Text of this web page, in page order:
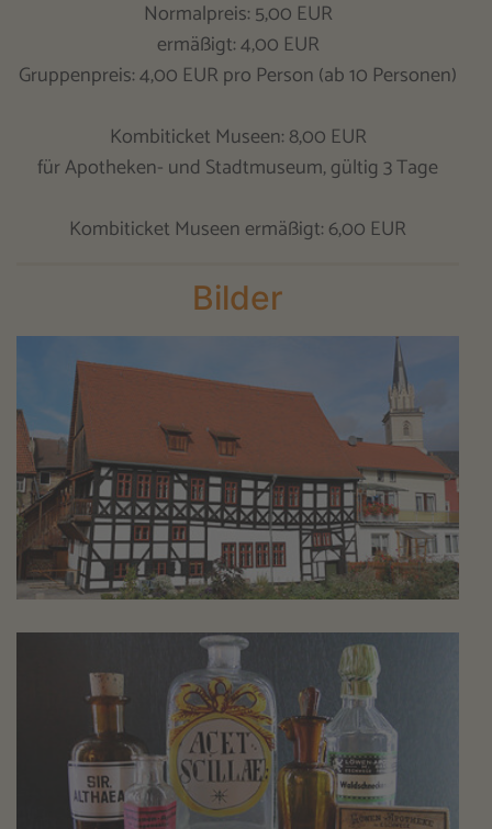
Normalpreis: 5,00 EUR
ermäßigt: 4,00 EUR
Gruppenpreis: 4,00 EUR pro Person (ab 10 Personen)
Kombiticket Museen: 8,00 EUR
für Apotheken- und Stadtmuseum, gültig 3 Tage
Kombiticket Museen ermäßigt: 6,00 EUR
Bilder